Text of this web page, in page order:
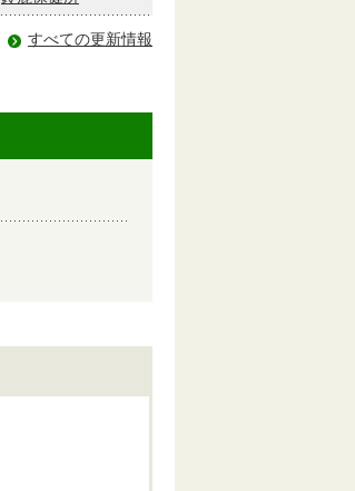
すべての更新情報